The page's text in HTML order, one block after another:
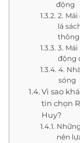
động
2.
lá
3. Mái
động
4.
sóng
Vì sao
tin chọn
Huy?
nên